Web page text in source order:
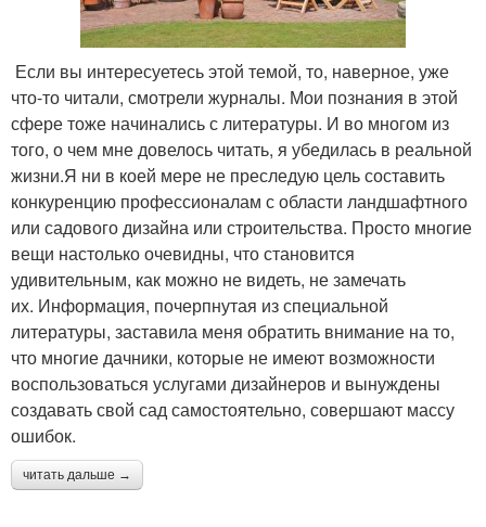
Если вы интересуетесь этой темой, то, наверное, уже
что-то читали, смотрели журналы. Мои познания в этой
сфере тоже начинались с литературы. И во многом из
того, о чем мне довелось читать, я убедилась в реальной
жизни.Я ни в коей мере не преследую цель составить
конкуренцию профессионалам с области ландшафтного
или садового дизайна или строительства. Просто многие
вещи настолько очевидны, что становится
удивительным, как можно не видеть, не замечать
их. Информация, почерпнутая из специальной
литературы, заставила меня обратить внимание на то,
что многие дачники, которые не имеют возможности
воспользоваться услугами дизайнеров и вынуждены
создавать свой сад самостоятельно, совершают массу
ошибок.
читать дальше →